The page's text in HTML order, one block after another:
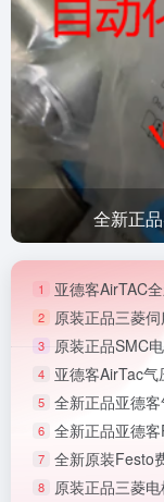
全新正
1 亚德客AirTAC
2 原装正品三菱
3 原装正品SMC
4 亚德客AirTac
5 全新正品亚德
6 全新正品亚德
7 全新原装Festo
8 原装正品三菱